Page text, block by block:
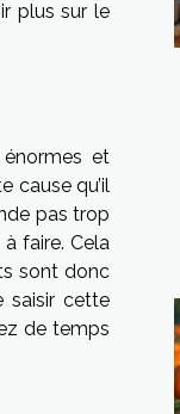
plus sur le
énormes et
cause qu’il
pas trop
faire. Cela
sont donc
saisir cette
de temps